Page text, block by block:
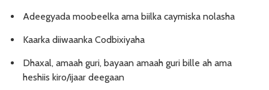
Adeegyada moobeelka ama biilka caymiska nolasha
Kaarka diiwaanka Codbixiyaha
Dhaxal, amaah guri, bayaan amaah guri bille ah ama
heshiis kiro/ijaar deegaan